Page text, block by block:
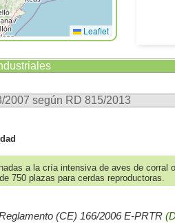
Leaflet
según RD 815/2013
a la cría intensiva de aves de corral
750 plazas para cerdas reproductoras.
(CE) 166/2006 E-PRTR